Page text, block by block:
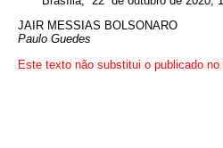
JAIR MESSIAS BOLSONARO
Paulo Guedes
Este texto não substitui o publicado